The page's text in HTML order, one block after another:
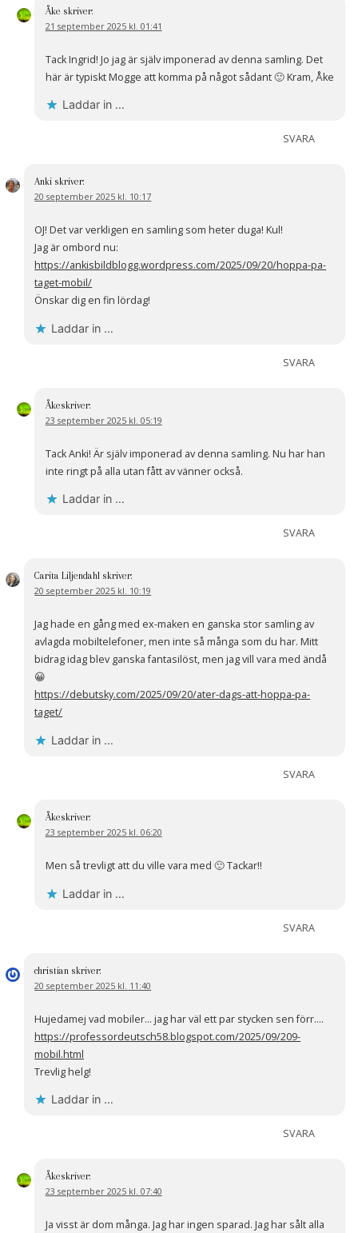
Åke skriver:
21 september 2025 kl. 01:41
Tack Ingrid! Jo jag är själv imponerad av denna samling. Det
här är typiskt Mogge att komma på något sådant 🙂 Kram, Åke
Laddar in …
SVARA
Anki skriver:
20 september 2025 kl. 10:17
OJ! Det var verkligen en samling som heter duga! Kul!
Jag är ombord nu:
https://ankisbildblogg.wordpress.com/2025/09/20/hoppa-pa-
taget-mobil/
Önskar dig en fin lördag!
Laddar in …
SVARA
Åkeskriver:
23 september 2025 kl. 05:19
Tack Anki! Är själv imponerad av denna samling. Nu har han
inte ringt på alla utan fått av vänner också.
Laddar in …
SVARA
Carita Liljendahl skriver:
20 september 2025 kl. 10:19
Jag hade en gång med ex-maken en ganska stor samling av
avlagda mobiltelefoner, men inte så många som du har. Mitt
bidrag idag blev ganska fantasilöst, men jag vill vara med ändå
😀
https://debutsky.com/2025/09/20/ater-dags-att-hoppa-pa-
taget/
Laddar in …
SVARA
Åkeskriver:
23 september 2025 kl. 06:20
Men så trevligt att du ville vara med 🙂 Tackar!!
Laddar in …
SVARA
christian skriver:
20 september 2025 kl. 11:40
Hujedamej vad mobiler… jag har väl ett par stycken sen förr….
https://professordeutsch58.blogspot.com/2025/09/209-
mobil.html
Trevlig helg!
Laddar in …
SVARA
Åkeskriver:
23 september 2025 kl. 07:40
Ja visst är dom många. Jag har ingen sparad. Jag har sålt alla